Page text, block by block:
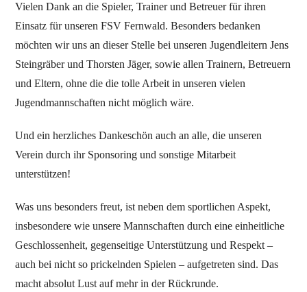
Vielen Dank an die Spieler, Trainer und Betreuer für ihren
Einsatz für unseren FSV Fernwald. Besonders bedanken
möchten wir uns an dieser Stelle bei unseren Jugendleitern Jens
Steingräber und Thorsten Jäger, sowie allen Trainern, Betreuern
und Eltern, ohne die die tolle Arbeit in unseren vielen
Jugendmannschaften nicht möglich wäre.
Und ein herzliches Dankeschön auch an alle, die unseren
Verein durch ihr Sponsoring und sonstige Mitarbeit
unterstützen!
Was uns besonders freut, ist neben dem sportlichen Aspekt,
insbesondere wie unsere Mannschaften durch eine einheitliche
Geschlossenheit, gegenseitige Unterstützung und Respekt –
auch bei nicht so prickelnden Spielen – aufgetreten sind. Das
macht absolut Lust auf mehr in der Rückrunde.